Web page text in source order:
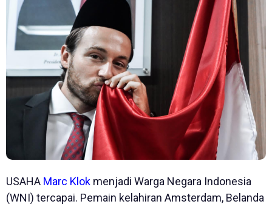
USAHA Marc Klok menjadi Warga Negara Indonesia
(WNI) tercapai. Pemain kelahiran Amsterdam, Belanda